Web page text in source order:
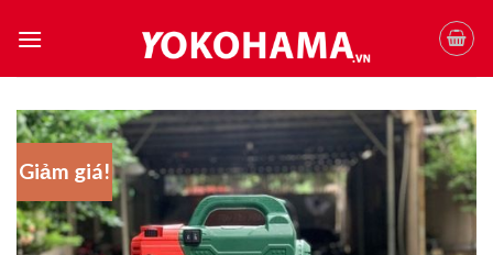
Giảm giá!